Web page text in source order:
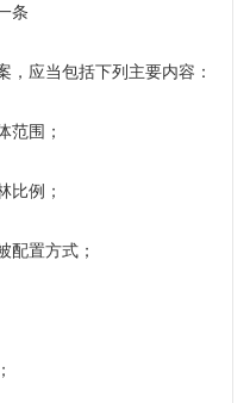
条
，应当包括下列主要内容：
范围；
比例；
配置方式；